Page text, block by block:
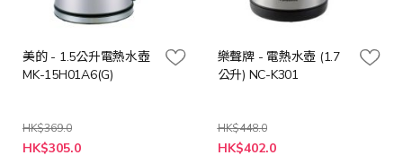
美的 - 1.5公升電熱水壺
MK-15H01A6(G)
HK$369.0
特
殊
HK$305.0
樂聲牌 - 電熱水壺 (1.7
公升) NC-K301
HK$448.0
特
殊
HK$402.0